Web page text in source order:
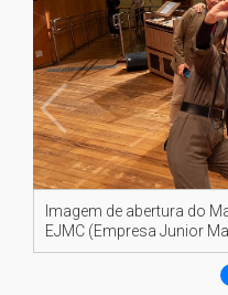
Imagem de abertura do
EJMC (Empresa Junior